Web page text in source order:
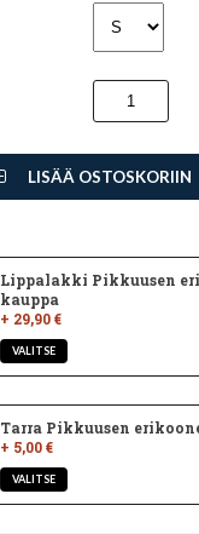
LISÄÄ OSTOSKORIIN
Lippalakki Pikkuusen
kauppa
+ 29,90 €
Tarra Pikkuusen
+ 5,00 €